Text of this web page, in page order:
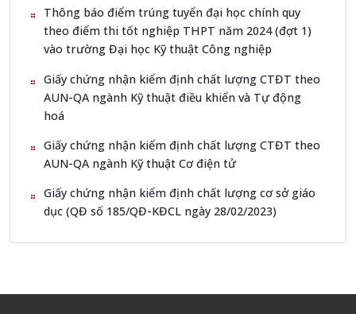
Thông báo điểm trúng tuyển đại học chính quy
theo điểm thi tốt nghiệp THPT năm 2024 (đợt 1)
vào trường Đại học Kỹ thuật Công nghiệp
Giấy chứng nhận kiểm định chất lượng CTĐT theo
AUN-QA ngành Kỹ thuật điều khiển và Tự động
hoá
Giấy chứng nhận kiểm định chất lượng CTĐT theo
AUN-QA ngành Kỹ thuật Cơ điện tử
Giấy chứng nhận kiểm định chất lượng cơ sở giáo
dục (QĐ số 185/QĐ-KĐCL ngày 28/02/2023)